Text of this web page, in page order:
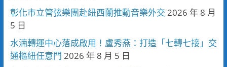
彰化市立管弦樂團赴紐西蘭推動音樂外交 2026 年 8 月
5 日
水湳轉運中心落成啟用！盧秀燕：打造「七轉七接」交
通樞紐任意門 2026 年 8 月 5 日